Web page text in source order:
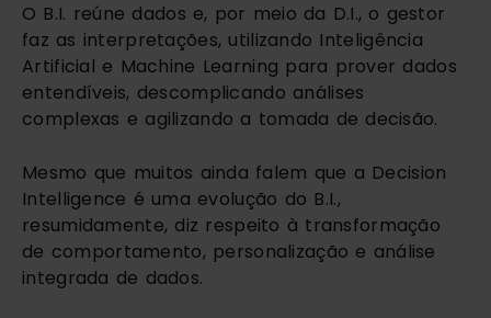
O B.I. reúne dados e, por meio da D.I., o gestor
faz as interpretações, utilizando Inteligência
Artificial e Machine Learning para prover dados
entendíveis, descomplicando análises
complexas e agilizando a tomada de decisão.
Mesmo que muitos ainda falem que a Decision
Intelligence é uma evolução do B.I.,
resumidamente, diz respeito à transformação
de comportamento, personalização e análise
integrada de dados.